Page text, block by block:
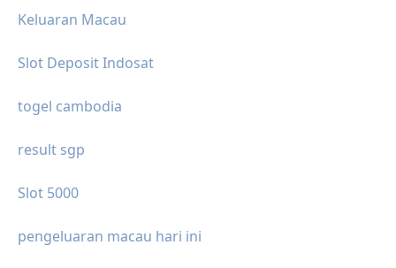
Keluaran Macau
Slot Deposit Indosat
togel cambodia
result sgp
Slot 5000
pengeluaran macau hari ini